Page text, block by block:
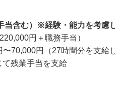
当含む）※経験・能力を考慮
円＋職務手当）
〜70,000円（27時間分を支
て残業手当を支給